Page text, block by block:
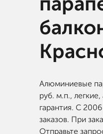
Алюминиевые
руб. м.п.,
гарантия. С
заказов. При
Отправьте